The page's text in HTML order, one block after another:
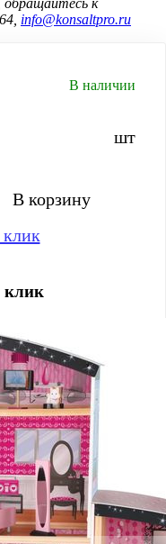
info@konsaltpro.ru
В наличии
шт
В корзину
клик